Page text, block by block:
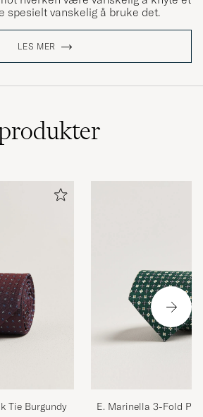
spesielt vanskelig å bruke det.
LES MER
Tie Burgundy
E. Marinella 3-Fold